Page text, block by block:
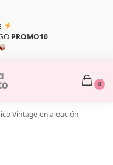
PROMO10
0
Vintage en aleación